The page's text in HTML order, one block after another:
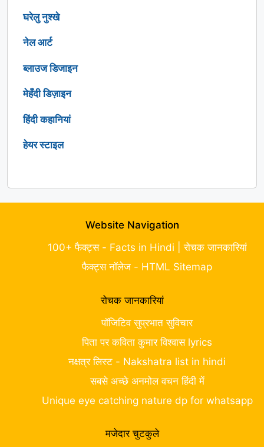
घरेलु नुश्खे
नेल आर्ट
ब्लाउज डिजाइन
मेहँदी डिज़ाइन
हिंदी कहानियां
हेयर स्टाइल
Website Navigation
100+ फैक्ट्स - Facts in Hindi | रोचक जानकारियां
फैक्ट्स नॉलेज - HTML Sitemap
रोचक जानकारियां
पॉजिटिव सुप्रभात सुविचार
पिता पर कविता कुमार विश्वास lyrics
नक्षत्र लिस्ट - Nakshatra list in hindi
सबसे अच्छे अनमोल वचन हिंदी में
Unique eye catching nature dp for whatsapp
मजेदार चुटकुले